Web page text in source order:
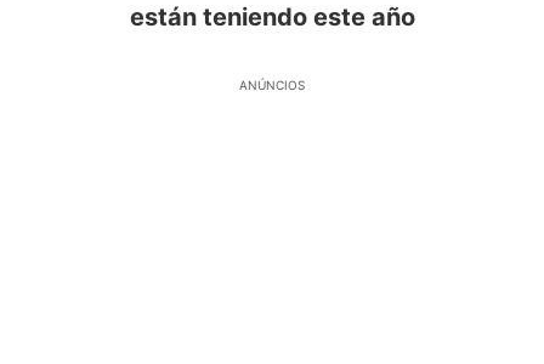
están teniendo este año
ANÚNCIOS